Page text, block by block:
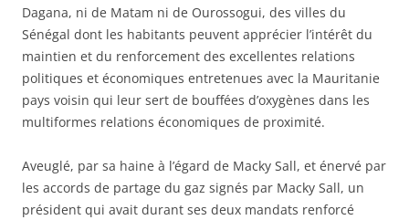
Dagana, ni de Matam ni de Ourossogui, des villes du
Sénégal dont les habitants peuvent apprécier l’intérêt du
maintien et du renforcement des excellentes relations
politiques et économiques entretenues avec la Mauritanie
pays voisin qui leur sert de bouffées d’oxygènes dans les
multiformes relations économiques de proximité.
Aveuglé, par sa haine à l’égard de Macky Sall, et énervé par
les accords de partage du gaz signés par Macky Sall, un
président qui avait durant ses deux mandats renforcé